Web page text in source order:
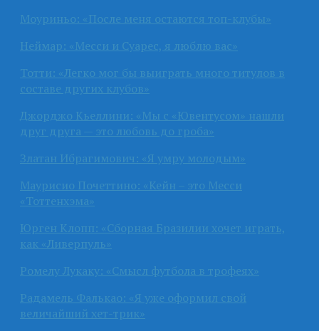
Моуриньо: «После меня остаются топ-клубы»
Неймар: «Месси и Суарес, я люблю вас»
Тотти: «Легко мог бы выиграть много титулов в
составе других клубов»
Джорджо Кьеллини: «Мы с «Ювентусом» нашли
друг друга — это любовь до гроба»
Златан Ибрагимович: «Я умру молодым»
Маурисио Почеттино: «Кейн – это Месси
«Тоттенхэма»
Юрген Клопп: «Сборная Бразилии хочет играть,
как «Ливерпуль»
Ромелу Лукаку: «Смысл футбола в трофеях»
Радамель Фалькао: «Я уже оформил свой
величайший хет-трик»